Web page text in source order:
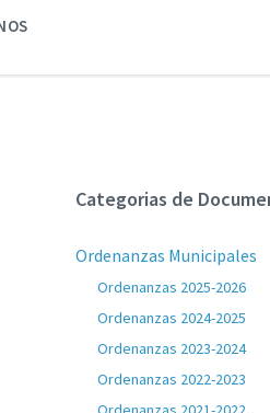
Categorias de
Ordenanzas Municipales
Ordenanzas 2025-2026
Ordenanzas 2024-2025
Ordenanzas 2023-2024
Ordenanzas 2022-2023